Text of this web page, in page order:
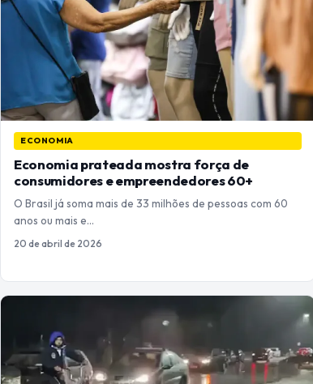
ECONOMIA
Economia prateada mostra força de
consumidores e empreendedores 60+
O Brasil já soma mais de 33 milhões de pessoas com 60
anos ou mais e…
20 de abril de 2026